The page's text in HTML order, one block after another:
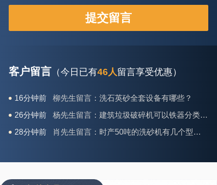
客户留言 （今日已有46人留言享受优惠）
26分钟前 杨先生留言：建筑垃圾破碎机可以铁器分类吗？
28分钟前 肖先生留言：时产50吨的洗砂机有几个型号？
31分钟前 马女士留言：我想咨询一条生产线，你们能做吗？
42分钟前 蒋先生留言：硬岩颚式破碎机带不带电机？